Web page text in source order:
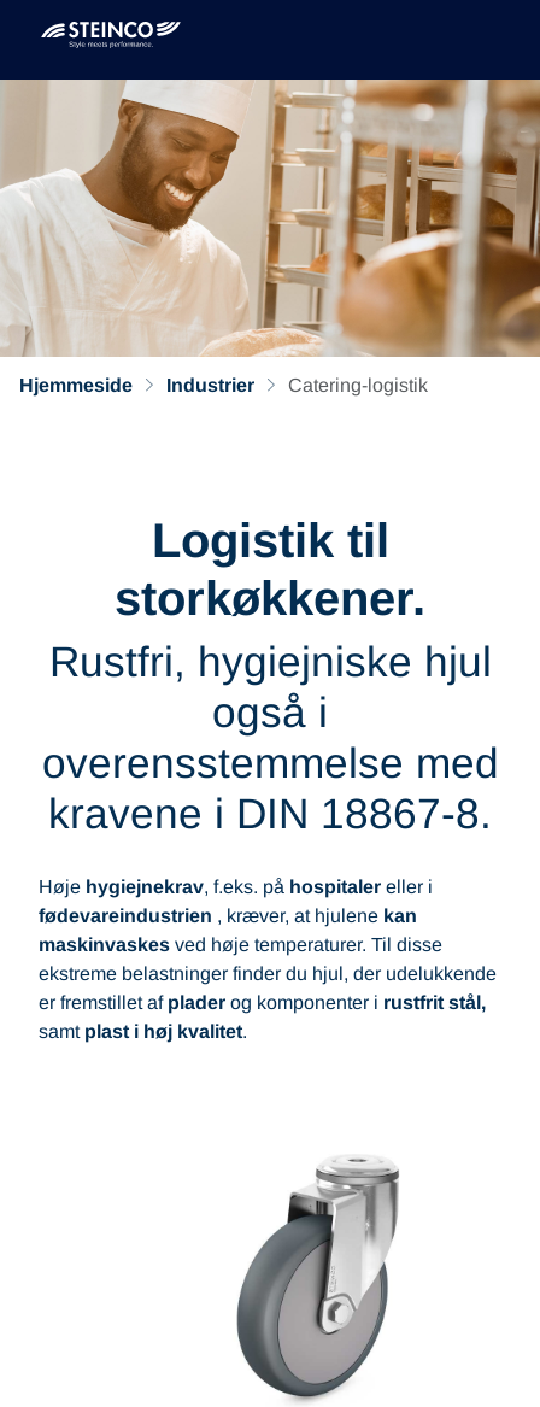
Hjemmeside Industrier Catering-logistik
Logistik til
storkøkkener.
Rustfri, hygiejniske hjul
også i
overensstemmelse med
kravene i DIN 18867-8.
Høje hygiejnekrav, f.eks. på hospitaler eller i
fødevareindustrien , kræver, at hjulene kan
maskinvaskes ved høje temperaturer. Til disse
ekstreme belastninger finder du hjul, der udelukkende
er fremstillet af plader og komponenter i rustfrit stål,
samt plast i høj kvalitet.